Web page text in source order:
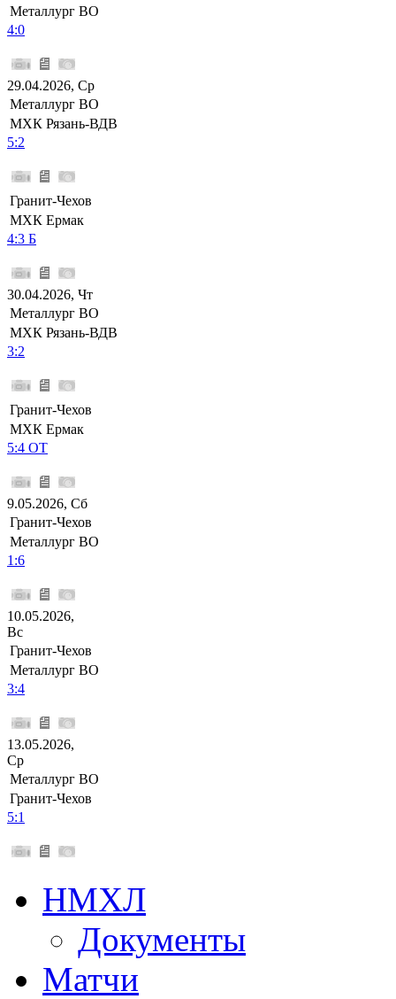
Металлург ВО
4:0
29.04.2026, Ср
Металлург ВО
МХК Рязань-ВДВ
5:2
Гранит-Чехов
МХК Ермак
4:3 Б
30.04.2026, Чт
Металлург ВО
МХК Рязань-ВДВ
3:2
Гранит-Чехов
МХК Ермак
5:4 ОТ
9.05.2026, Сб
Гранит-Чехов
Металлург ВО
1:6
10.05.2026,
Вс
Гранит-Чехов
Металлург ВО
3:4
13.05.2026,
Ср
Металлург ВО
Гранит-Чехов
5:1
НМХЛ
Документы
Матчи